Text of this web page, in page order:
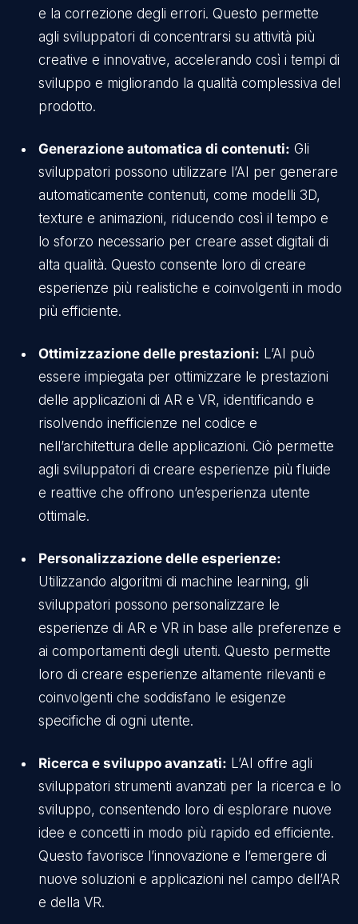
e la correzione degli errori. Questo permette
agli sviluppatori di concentrarsi su attività più
creative e innovative, accelerando così i tempi di
sviluppo e migliorando la qualità complessiva del
prodotto.
Generazione automatica di contenuti: Gli
sviluppatori possono utilizzare l’AI per generare
automaticamente contenuti, come modelli 3D,
texture e animazioni, riducendo così il tempo e
lo sforzo necessario per creare asset digitali di
alta qualità. Questo consente loro di creare
esperienze più realistiche e coinvolgenti in modo
più efficiente.
Ottimizzazione delle prestazioni: L’AI può
essere impiegata per ottimizzare le prestazioni
delle applicazioni di AR e VR, identificando e
risolvendo inefficienze nel codice e
nell’architettura delle applicazioni. Ciò permette
agli sviluppatori di creare esperienze più fluide
e reattive che offrono un’esperienza utente
ottimale.
Personalizzazione delle esperienze:
Utilizzando algoritmi di machine learning, gli
sviluppatori possono personalizzare le
esperienze di AR e VR in base alle preferenze e
ai comportamenti degli utenti. Questo permette
loro di creare esperienze altamente rilevanti e
coinvolgenti che soddisfano le esigenze
specifiche di ogni utente.
Ricerca e sviluppo avanzati: L’AI offre agli
sviluppatori strumenti avanzati per la ricerca e lo
sviluppo, consentendo loro di esplorare nuove
idee e concetti in modo più rapido ed efficiente.
Questo favorisce l’innovazione e l’emergere di
nuove soluzioni e applicazioni nel campo dell’AR
e della VR.